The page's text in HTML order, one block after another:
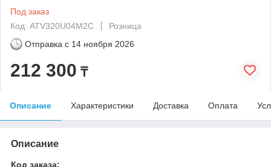
Под заказ
Код: ATV320U04M2C
Розница
Отправка с 14 ноября 2026
212 300 ₸
Описание Характеристики Доставка Оплата
Описание
Код заказа: